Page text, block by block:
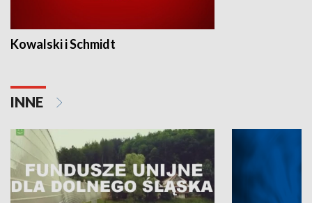
Kowalski i Schmidt
INNE